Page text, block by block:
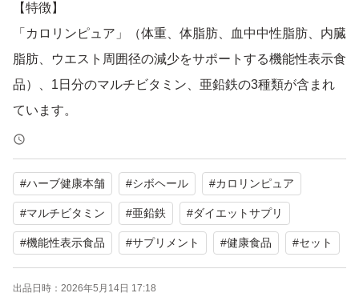
【特徴】
「カロリンピュア」（体重、体脂肪、血中中性脂肪、内臓
脂肪、ウエスト周囲径の減少をサポートする機能性表示食
品）、1日分のマルチビタミン、亜鉛鉄の3種類が含まれ
ています。
よろしくお願いいたします。
#ハーブ健康本舗 #シボヘール #カロリンピュア
#マルチビタミン #亜鉛鉄 #ダイエットサプリ
#機能性表示食品 #サプリメント #健康食品 #セット
出品日時： 2026年5月14日 17:18